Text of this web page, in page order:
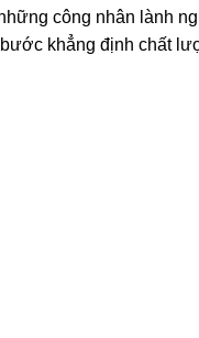
công nhân lành
khẳng định chất